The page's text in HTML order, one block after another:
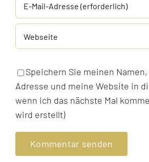
Speichern Sie meinen
Adresse und meine Website in
wenn ich das nächste Mal
wird erstellt)